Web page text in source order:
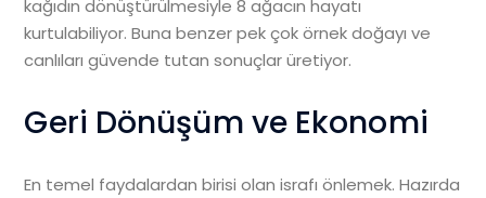
kağıdın dönüştürülmesiyle 8 ağacın hayatı
kurtulabiliyor. Buna benzer pek çok örnek doğayı ve
canlıları güvende tutan sonuçlar üretiyor.
Geri Dönüşüm ve Ekonomi
En temel faydalardan birisi olan israfı önlemek. Hazırda